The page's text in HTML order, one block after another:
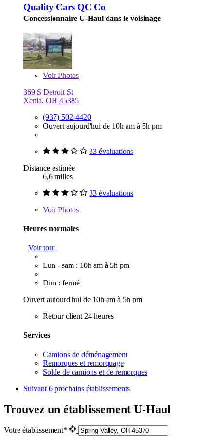
Quality Cars QC Co
Concessionnaire U-Haul dans le voisinage
VoirPhotos
369 S Detroit St
Xenia, OH 45385
(937) 502-4420
Ouvert aujourd'hui de 10h am à 5h pm
33 évaluations
Distance estimée
6,6 milles
33 évaluations
VoirPhotos
Heures normales
Voir tout
Lun - sam : 10h am à 5h pm
Dim : fermé
Ouvert aujourd'hui de 10h am à 5h pm
Retour client 24 heures
Services
Camions de déménagement
Remorques et remorquage
Solde de camions et de remorques
Suivant 6 prochains établissements
Trouvez un établissement U-Haul
Votre établissement*